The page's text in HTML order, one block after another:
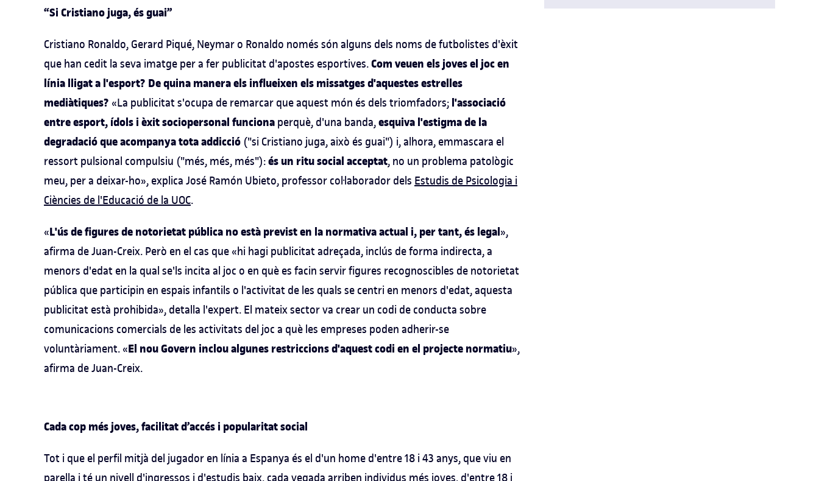
“Si Cristiano juga, és guai”
Cristiano Ronaldo, Gerard Piqué, Neymar o Ronaldo només són alguns dels noms de futbolistes d'èxit
que han cedit la seva imatge per a fer publicitat d'apostes esportives.Com veuen els joves el joc en
línia lligat a l'esport? De quina manera els influeixen els missatges d'aquestes estrelles
mediàtiques? «La publicitat s'ocupa de remarcar que aquest món és dels triomfadors; l'associació
entre esport, ídols i èxit sociopersonal funciona perquè, d'una banda,esquiva l'estigma de la
degradació que acompanya tota addicció ("si Cristiano juga, això és guai") i, alhora, emmascara el
ressort pulsional compulsiu ("més, més, més"):és un ritu social acceptat, no un problema patològic
meu, per a deixar-ho», explica José Ramón Ubieto, professor col·laborador dels Estudis de Psicologia i
Ciències de l'Educació de la UOC.
«L'ús de figures de notorietat pública no està previst en la normativa actual i, per tant, és legal»,
afirma de Juan-Creix. Però en el cas que «hi hagi publicitat adreçada, inclús de forma indirecta, a
menors d'edat en la qual se'ls incita al joc o en què es facin servir figures recognoscibles de notorietat
pública que participin en espais infantils o l'activitat de les quals se centri en menors d'edat, aquesta
publicitat està prohibida», detalla l'expert. El mateix sector va crear un codi de conducta sobre
comunicacions comercials de les activitats del joc a què les empreses poden adherir-se
voluntàriament. «El nou Govern inclou algunes restriccions d'aquest codi en el projecte normatiu»,
afirma de Juan-Creix.
Cada cop més joves, facilitat d’accés i popularitat social
Tot i que el perfil mitjà del jugador en línia a Espanya és el d'un home d'entre 18 i 43 anys, que viu en
parella i té un nivell d'ingressos i d'estudis baix, cada vegada arriben individus més joves, d'entre 18 i